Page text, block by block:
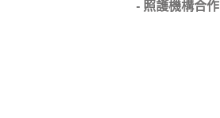
- 照護機構合作